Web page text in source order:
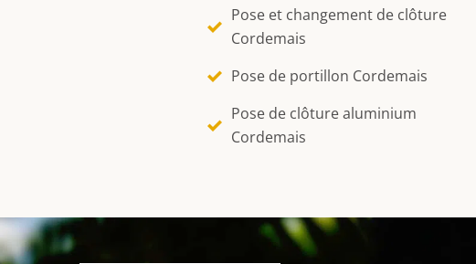
Pose et changement de clôture
Cordemais
Pose de portillon Cordemais
Pose de clôture aluminium
Cordemais